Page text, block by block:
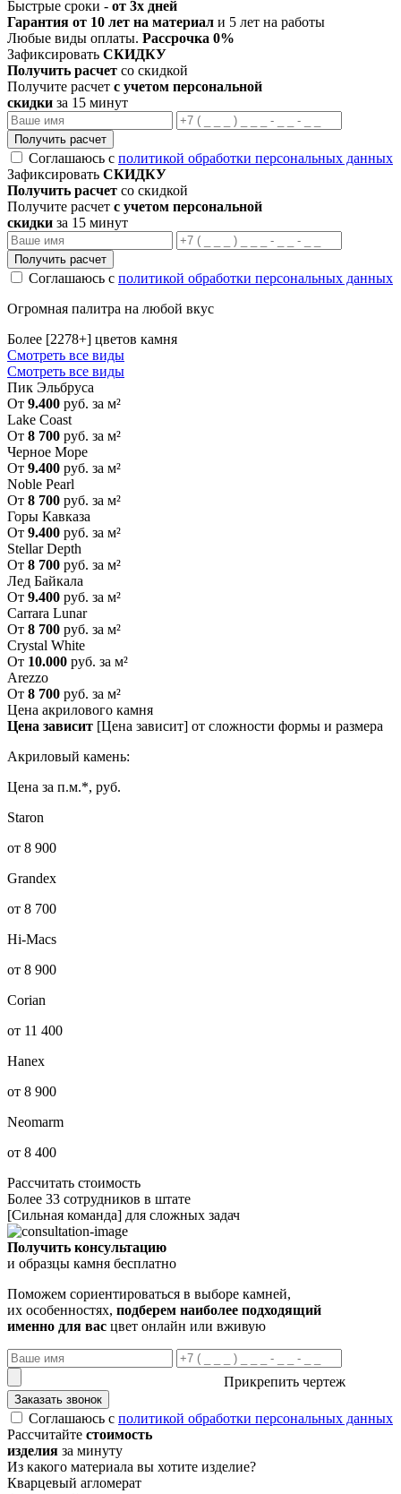
Быстрые сроки - от 3х дней
Гарантия от 10 лет на материал и 5 лет на работы
Любые виды оплаты. Рассрочка 0%
Зафиксировать СКИДКУ
Получить расчет со скидкой
Получите расчет с учетом персональной
скидки за 15 минут
Получить расчет
Соглашаюсь с политикой обработки персональных данных
Зафиксировать СКИДКУ
Получить расчет со скидкой
Получите расчет с учетом персональной
скидки за 15 минут
Получить расчет
Соглашаюсь с политикой обработки персональных данных
Огромная палитра на любой вкус
Более [2278+] цветов камня
Смотреть все виды
Смотреть все виды
Пик Эльбруса
От 9.400 руб. за м²
Lake Coast
От 8 700 руб. за м²
Черное Море
От 9.400 руб. за м²
Noble Pearl
От 8 700 руб. за м²
Горы Кавказа
От 9.400 руб. за м²
Stellar Depth
От 8 700 руб. за м²
Лед Байкала
От 9.400 руб. за м²
Carrara Lunar
От 8 700 руб. за м²
Crystal White
От 10.000 руб. за м²
Arezzo
От 8 700 руб. за м²
Цена акрилового камня
Цена зависит [Цена зависит] от сложности формы и размера
Акриловый камень:
Цена за п.м.*, руб.
Staron
от 8 900
Grandex
от 8 700
Hi-Macs
от 8 900
Corian
от 11 400
Hanex
от 8 900
Neomarm
от 8 400
Рассчитать стоимость
Более 33 сотрудников в штате
[Сильная команда] для сложных задач
Получить консультацию
и образцы камня бесплатно
Поможем сориентироваться в выборе камней,
их особенностях, подберем наиболее подходящий
именно для вас цвет онлайн или вживую
Прикрепить чертеж
Заказать звонок
Соглашаюсь с политикой обработки персональных данных
Рассчитайте стоимость
изделия за минуту
Из какого материала вы хотите изделие?
Кварцевый агломерат